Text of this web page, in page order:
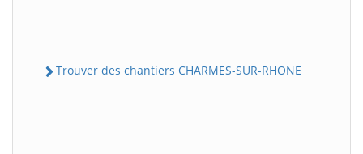
Trouver des chantiers CHARMES-SUR-RHONE